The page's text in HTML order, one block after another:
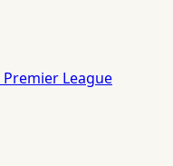
Premier League